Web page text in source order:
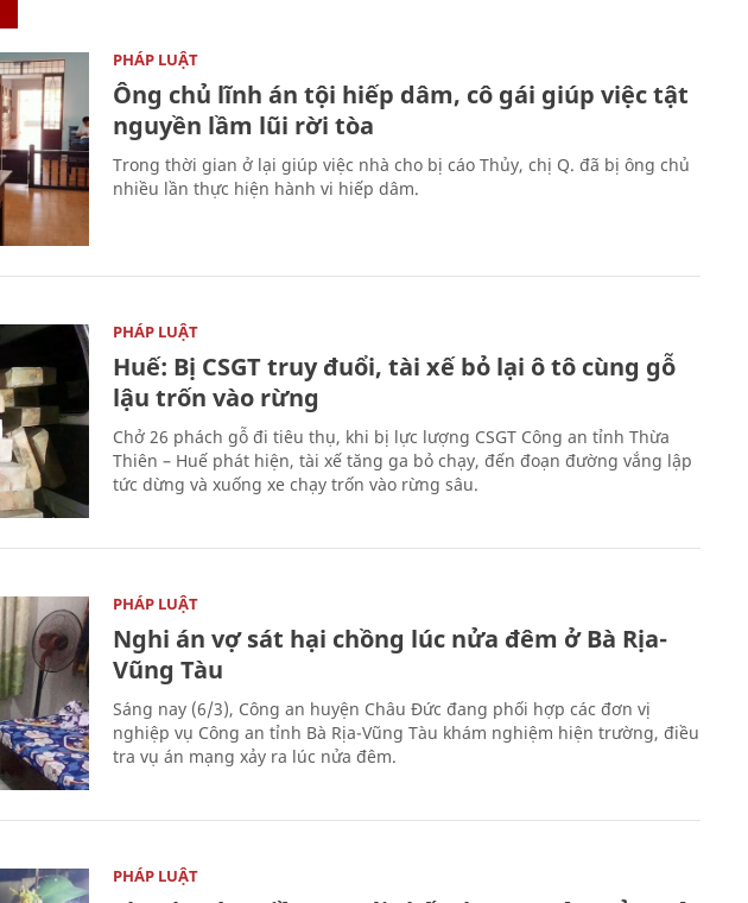
PHÁP LUẬT
Ông chủ lĩnh án tội hiếp dâm, cô gái giúp việc tật
nguyền lầm lũi rời tòa
Trong thời gian ở lại giúp việc nhà cho bị cáo Thủy, chị Q. đã bị ông chủ
nhiều lần thực hiện hành vi hiếp dâm.
PHÁP LUẬT
Huế: Bị CSGT truy đuổi, tài xế bỏ lại ô tô cùng gỗ
lậu trốn vào rừng
Chở 26 phách gỗ đi tiêu thụ, khi bị lực lượng CSGT Công an tỉnh Thừa
Thiên – Huế phát hiện, tài xế tăng ga bỏ chạy, đến đoạn đường vắng lập
tức dừng và xuống xe chạy trốn vào rừng sâu.
PHÁP LUẬT
Nghi án vợ sát hại chồng lúc nửa đêm ở Bà Rịa-
Vũng Tàu
Sáng nay (6/3), Công an huyện Châu Đức đang phối hợp các đơn vị
nghiệp vụ Công an tỉnh Bà Rịa-Vũng Tàu khám nghiệm hiện trường, điều
tra vụ án mạng xảy ra lúc nửa đêm.
PHÁP LUẬT